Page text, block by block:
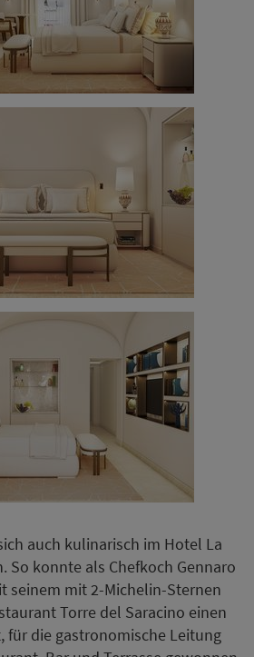
auch kulinarisch im Hotel La
So konnte als Chefkoch Gennaro
seinem mit 2-Michelin-Sternen
Torre del Saracino einen
für die gastronomische Leitung